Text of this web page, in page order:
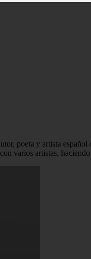
poeta y artista
varios artistas,